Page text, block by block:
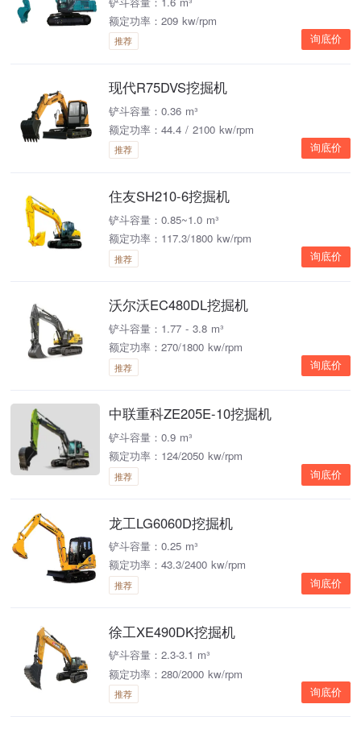
额定功率：209 kw/rpm
推荐 询底价
现代R75DVS挖掘机
铲斗容量：0.36 m³
额定功率：44.4 / 2100 kw/rpm
推荐 询底价
住友SH210-6挖掘机
铲斗容量：0.85~1.0 m³
额定功率：117.3/1800 kw/rpm
推荐 询底价
沃尔沃EC480DL挖掘机
铲斗容量：1.77 - 3.8 m³
额定功率：270/1800 kw/rpm
推荐 询底价
中联重科ZE205E-10挖掘机
铲斗容量：0.9 m³
额定功率：124/2050 kw/rpm
推荐 询底价
龙工LG6060D挖掘机
铲斗容量：0.25 m³
额定功率：43.3/2400 kw/rpm
推荐 询底价
徐工XE490DK挖掘机
铲斗容量：2.3-3.1 m³
额定功率：280/2000 kw/rpm
推荐 询底价